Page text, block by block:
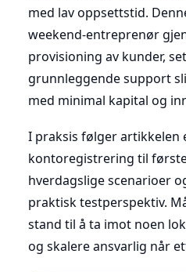
med lav oppsettstid.
weekend-entreprenør
provisioning av kunder,
grunnleggende support
med minimal kapital og
I praksis følger artikkelen
kontoregistrering til
hverdagslige scenarioer
praktisk testperspektiv.
stand til å ta imot noen
og skalere ansvarlig når